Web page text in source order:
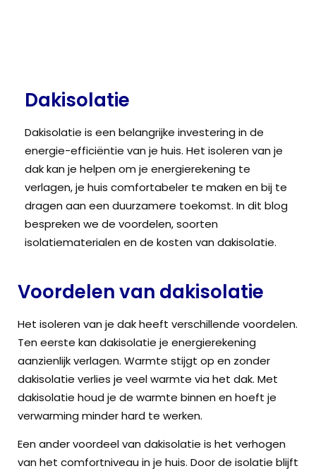
Dakisolatie
Dakisolatie is een belangrijke investering in de
energie-efficiëntie van je huis. Het isoleren van je
dak kan je helpen om je energierekening te
verlagen, je huis comfortabeler te maken en bij te
dragen aan een duurzamere toekomst. In dit blog
bespreken we de voordelen, soorten
isolatiematerialen en de kosten van dakisolatie.
Voordelen van dakisolatie
Het isoleren van je dak heeft verschillende voordelen.
Ten eerste kan dakisolatie je energierekening
aanzienlijk verlagen. Warmte stijgt op en zonder
dakisolatie verlies je veel warmte via het dak. Met
dakisolatie houd je de warmte binnen en hoeft je
verwarming minder hard te werken.
Een ander voordeel van dakisolatie is het verhogen
van het comfortniveau in je huis. Door de isolatie blijft